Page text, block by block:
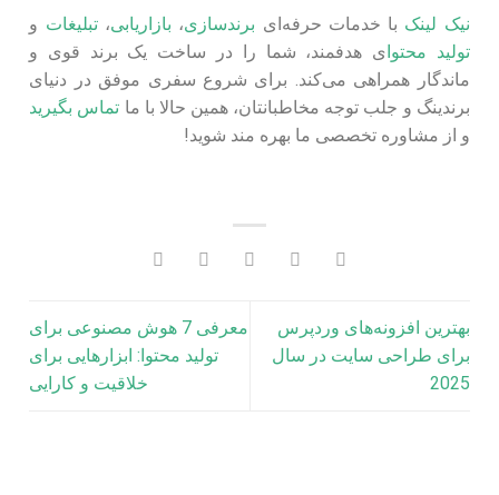
نیک لینک با خدمات حرفه‌ای برندسازی، بازاریابی،تبلیغات و
تولید محتوای هدفمند، شما را در ساخت یک برند قوی و
ماندگار همراهی می‌کند. برای شروع سفری موفق در دنیای
برندینگ و جلب توجه مخاطبانتان، همین حالا با ما تماس بگیرید
و از مشاوره تخصصی ما بهره‌ مند شوید!
بهترین افزونه‌های وردپرس
برای طراحی سایت در سال
2025
معرفی 7 هوش مصنوعی برای
تولید محتوا: ابزارهایی برای
خلاقیت و کارایی